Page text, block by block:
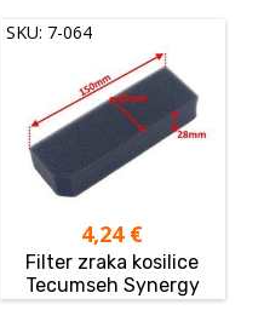
SKU: 7-064
4,24 €
Filter zraka kosilice
Tecumseh Synergy